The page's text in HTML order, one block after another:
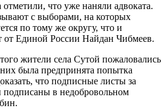
что уже наняли адвоката.
с выборами, на которых
по тому же округу, что и
от Единой России Найдан Чибмеев.
жители села Сутой пожаловались
была предпринята попытка
что подписные листы за
в недобровольном